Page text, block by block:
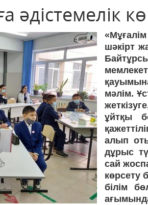
шәкірт
мәлім.
ұйтқы
алып
дұрыс
сай
көрсету
білім